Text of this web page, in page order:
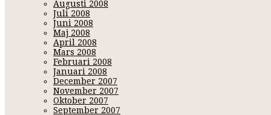
Augusti 2008
Juli 2008
Juni 2008
Maj 2008
April 2008
Mars 2008
Februari 2008
Januari 2008
December 2007
November 2007
Oktober 2007
September 2007